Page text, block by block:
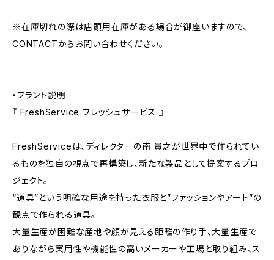
※在庫切れの際は店頭用在庫がある場合が御座いますので、
CONTACTからお問い合わせください。
・ブランド説明
『 FreshService フレッシュサービス 』
FreshServiceは、ディレクターの南 貴之が世界中で作られてい
るものを独自の視点で再構築し、新たな製品として提案するプロ
ジェクト。
“道具”という明確な用途を持った衣服と”ファッションやアート”の
観点で作られる道具。
大量生産が困難な産地や顔が見える距離の作り手、大量生産で
ありながら実用性や機能性の高いメーカーや工場と取り組み、ス